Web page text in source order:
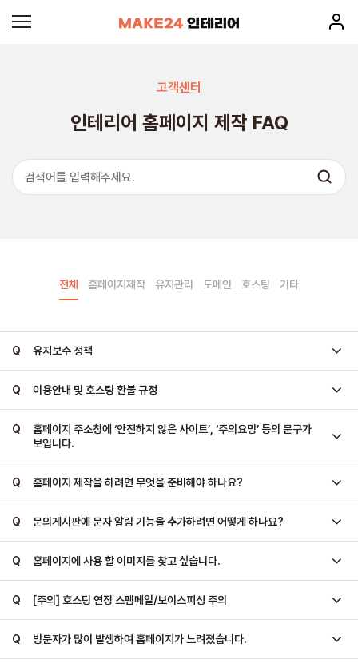
고객센터
인테리어 홈페이지 제작 FAQ
전체 홈페이지제작 유지관리 도메인 호스팅 기타
Q 유지보수 정책
Q 이용안내 및 호스팅 환불 규정
Q
홈페이지 주소창에 ‘안전하지 않은 사이트’, ‘주의요망’ 등의 문구가
보입니다.
Q 홈페이지 제작을 하려면 무엇을 준비해야 하나요?
Q 문의게시판에 문자 알림 기능을 추가하려면 어떻게 하나요?
Q 홈페이지에 사용 할 이미지를 찾고 싶습니다.
Q [주의] 호스팅 연장 스팸메일/보이스피싱 주의
Q 방문자가 많이 발생하여 홈페이지가 느려졌습니다.